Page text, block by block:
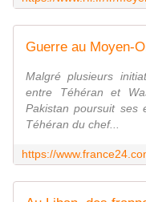
Malgré plusieurs
entre Téhéran et
Pakistan poursuit ses
Téhéran du chef...